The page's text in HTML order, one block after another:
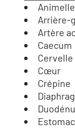
Arrière-
Artère
Caecum
Cervelle
Cœur
Crépine